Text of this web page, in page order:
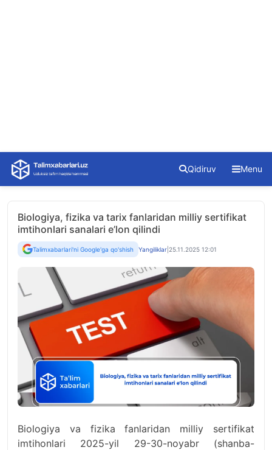
Skip
content
Qidiruv Menu
Biologiya, fizika va tarix fanlaridan milliy sertifikat
imtihonlari sanalari e’lon qilindi
Talimxabarlari'ni Google'ga qo'shish Yangiliklar 25.11.2025 12:01
Biologiya va fizika fanlaridan milliy sertifikat
imtihonlari 2025-yil 29-30-noyabr (shanba-